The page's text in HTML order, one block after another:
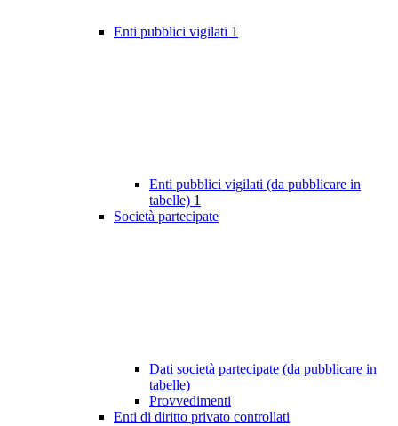
Enti pubblici vigilati 1
Enti pubblici vigilati (da pubblicare in
tabelle) 1
Società partecipate
Dati società partecipate (da pubblicare in
tabelle)
Provvedimenti
Enti di diritto privato controllati